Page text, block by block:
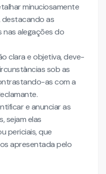
minuciosamente
as
nas alegações do
clara e objetiva, deve-
sob as
as com a
e anunciar as
sejam elas
periciais, que
apresentada pelo